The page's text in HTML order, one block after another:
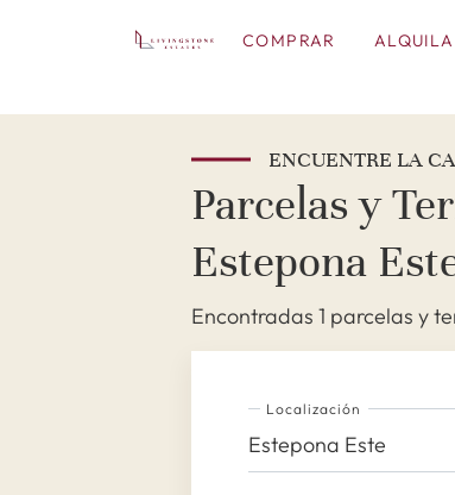
COMPRAR
ENCUENTRE LA
Parcelas y
Estepona
Encontradas 1 parcelas y
Localización
Estepona Este